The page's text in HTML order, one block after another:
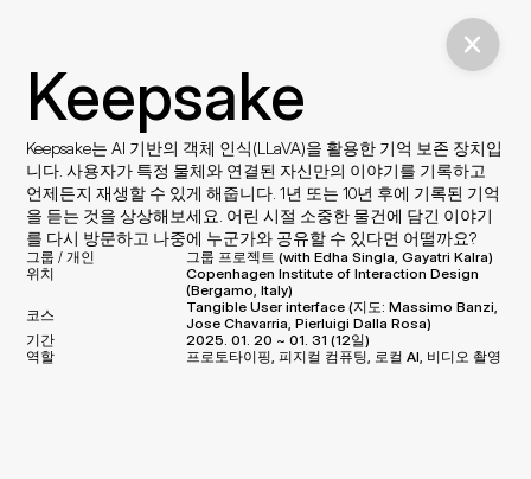
Keepsake
Keepsake는 AI 기반의 객체 인식(LLaVA)을 활용한 기억 보존 장치입
니다. 사용자가 특정 물체와 연결된 자신만의 이야기를 기록하고
언제든지 재생할 수 있게 해줍니다. 1년 또는 10년 후에 기록된 기억
을 듣는 것을 상상해보세요. 어린 시절 소중한 물건에 담긴 이야기
를 다시 방문하고 나중에 누군가와 공유할 수 있다면 어떨까요?
그룹 / 개인
그룹 프로젝트 (with Edha Singla, Gayatri Kalra)
위치
Copenhagen Institute of Interaction Design
(Bergamo, Italy)
코스
Tangible User interface (지도: Massimo Banzi,
Jose Chavarria, Pierluigi Dalla Rosa)
기간
2025. 01. 20 ~ 01. 31 (12일)
역할
프로토타이핑, 피지컬 컴퓨팅, 로컬 AI, 비디오 촬영